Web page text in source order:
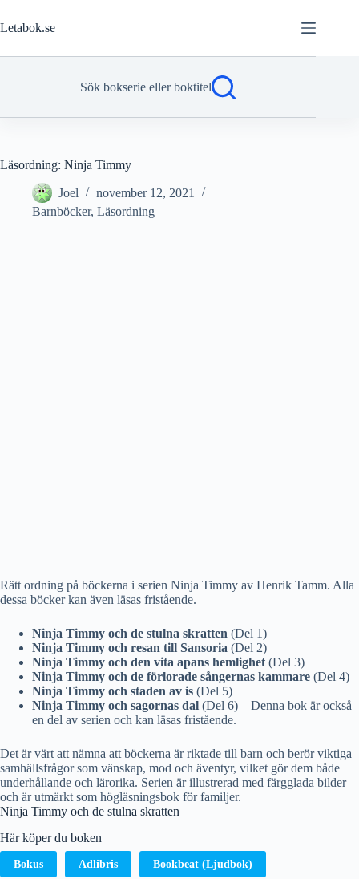
till
innehåll
Letabok.se
Sök bokserie eller boktitel
Läsordning: Ninja Timmy
Joel
november 12, 2021
Barnböcker, Läsordning
Rätt ordning på böckerna i serien Ninja Timmy av Henrik Tamm. Alla
dessa böcker kan även läsas fristående.
Ninja Timmy och de stulna skratten (Del 1)
Ninja Timmy och resan till Sansoria (Del 2)
Ninja Timmy och den vita apans hemlighet (Del 3)
Ninja Timmy och de förlorade sångernas kammare (Del 4)
Ninja Timmy och staden av is (Del 5)
Ninja Timmy och sagornas dal (Del 6) – Denna bok är också
en del av serien och kan läsas fristående.
Det är värt att nämna att böckerna är riktade till barn och berör viktiga
samhällsfrågor som vänskap, mod och äventyr, vilket gör dem både
underhållande och lärorika. Serien är illustrerad med färgglada bilder
och är utmärkt som högläsningsbok för familjer.
Ninja Timmy och de stulna skratten
Här köper du boken
Bokus Adlibris Bookbeat (Ljudbok)